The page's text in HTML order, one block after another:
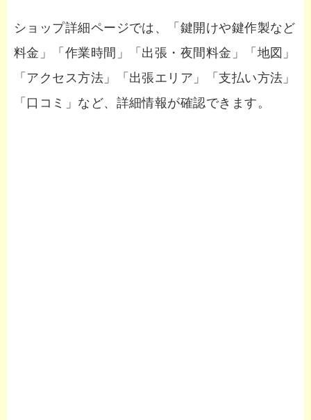
ショップ詳細ページでは、「鍵開けや鍵作製など
料金」「作業時間」「出張・夜間料金」「地図」
「アクセス方法」「出張エリア」「支払い方法」
「口コミ」など、詳細情報が確認できます。